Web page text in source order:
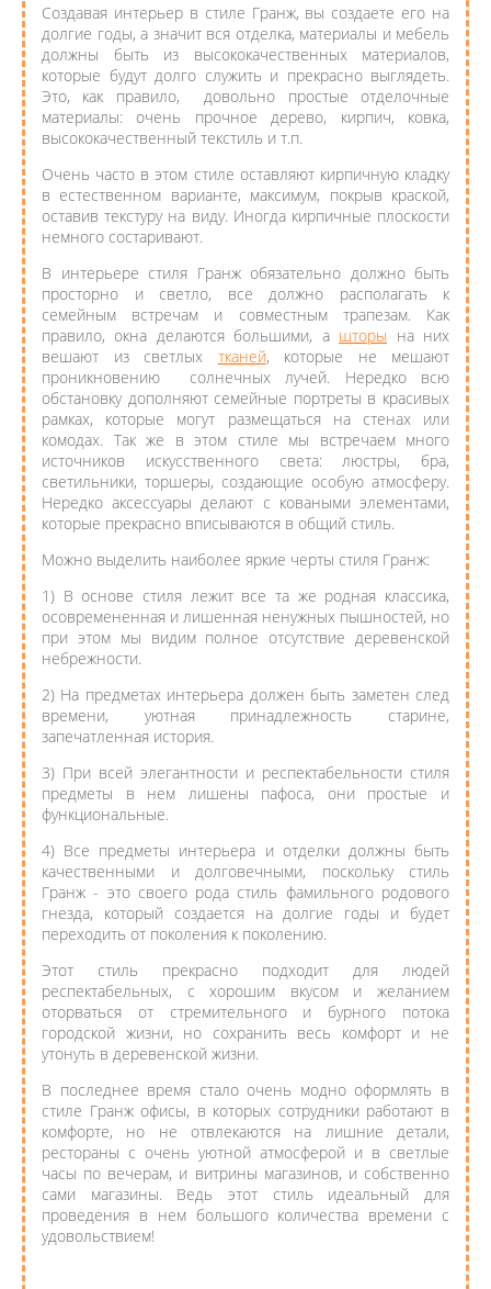
Создавая интерьер в стиле Гранж, вы создаете его на
долгие годы, а значит вся отделка, материалы и мебель
должны быть из высококачественных материалов,
которые будут долго служить и прекрасно выглядеть.
Это, как правило, довольно простые отделочные
материалы: очень прочное дерево, кирпич, ковка,
высококачественный текстиль и т.п.
Очень часто в этом стиле оставляют кирпичную кладку
в естественном варианте, максимум, покрыв краской,
оставив текстуру на виду. Иногда кирпичные плоскости
немного состаривают.
В интерьере стиля Гранж обязательно должно быть
просторно и светло, все должно располагать к
семейным встречам и совместным трапезам. Как
правило, окна делаются большими, а шторы на них
вешают из светлых тканей, которые не мешают
проникновению солнечных лучей. Нередко всю
обстановку дополняют семейные портреты в красивых
рамках, которые могут размещаться на стенах или
комодах. Так же в этом стиле мы встречаем много
источников искусственного света: люстры, бра,
светильники, торшеры, создающие особую атмосферу.
Нередко аксессуары делают с коваными элементами,
которые прекрасно вписываются в общий стиль.
Можно выделить наиболее яркие черты стиля Гранж:
1) В основе стиля лежит все та же родная классика,
осовремененная и лишенная ненужных пышностей, но
при этом мы видим полное отсутствие деревенской
небрежности.
2) На предметах интерьера должен быть заметен след
времени, уютная принадлежность старине,
запечатленная история.
3) При всей элегантности и респектабельности стиля
предметы в нем лишены пафоса, они простые и
функциональные.
4) Все предметы интерьера и отделки должны быть
качественными и долговечными, поскольку стиль
Гранж - это своего рода стиль фамильного родового
гнезда, который создается на долгие годы и будет
переходить от поколения к поколению.
Этот стиль прекрасно подходит для людей
респектабельных, с хорошим вкусом и желанием
оторваться от стремительного и бурного потока
городской жизни, но сохранить весь комфорт и не
утонуть в деревенской жизни.
В последнее время стало очень модно оформлять в
стиле Гранж офисы, в которых сотрудники работают в
комфорте, но не отвлекаются на лишние детали,
рестораны с очень уютной атмосферой и в светлые
часы по вечерам, и витрины магазинов, и собственно
сами магазины. Ведь этот стиль идеальный для
проведения в нем большого количества времени с
удовольствием!